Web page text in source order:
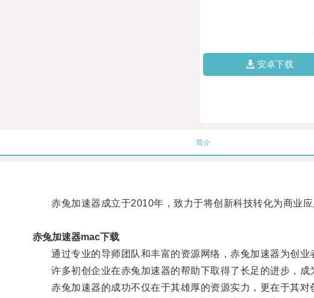
安卓下载
简介
赤兔加速器成立于2010年，致力于将创新科技转化为商业应
赤兔加速器mac下载
通过专业的导师团队和丰富的资源网络，赤兔加速器为创业
许多初创企业在赤兔加速器的帮助下取得了长足的进步，成
赤兔加速器的成功不仅在于其雄厚的资源实力，更在于其对